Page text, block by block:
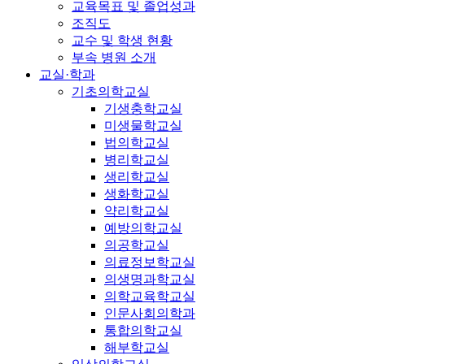
교육목표 및 졸업성과
조직도
교수 및 학생 현황
부속 병원 소개
교실·학과
기초의학교실
기생충학교실
미생물학교실
법의학교실
병리학교실
생리학교실
생화학교실
약리학교실
예방의학교실
의공학교실
의료정보학교실
의생명과학교실
의학교육학교실
인문사회의학과
통합의학교실
해부학교실